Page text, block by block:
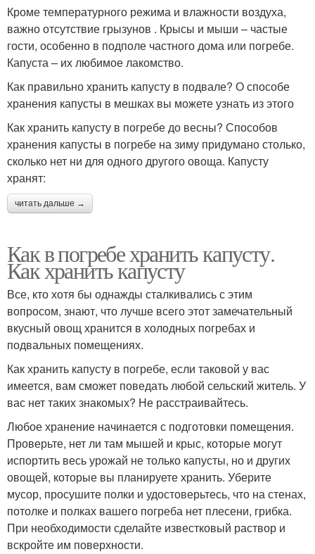
Кроме температурного режима и влажности воздуха,
важно отсутствие грызунов . Крысы и мыши – частые
гости, особенно в подполе частного дома или погребе.
Капуста – их любимое лакомство.
Как правильно хранить капусту в подвале? О способе
хранения капусты в мешках вы можете узнать из этого
Как хранить капусту в погребе до весны? Способов
хранения капусты в погребе на зиму придумано столько,
сколько нет ни для одного другого овоща. Капусту
хранят:
читать дальше →
Как в погребе хранить капусту.
Как хранить капусту
Все, кто хотя бы однажды сталкивались с этим
вопросом, знают, что лучше всего этот замечательный
вкусный овощ хранится в холодных погребах и
подвальных помещениях.
Как хранить капусту в погребе, если таковой у вас
имеется, вам сможет поведать любой сельский житель. У
вас нет таких знакомых? Не расстраивайтесь.
Любое хранение начинается с подготовки помещения.
Проверьте, нет ли там мышей и крыс, которые могут
испортить весь урожай не только капусты, но и других
овощей, которые вы планируете хранить. Уберите
мусор, просушите полки и удостоверьтесь, что на стенах,
потолке и полках вашего погреба нет плесени, грибка.
При необходимости сделайте известковый раствор и
вскройте им поверхности.